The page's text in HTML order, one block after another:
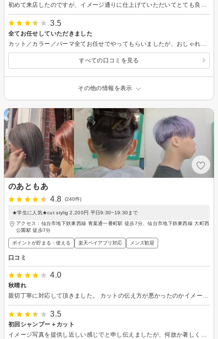
3.5
全てお任せしていただきました
すべての口コミを見る
その他の情報を表示
のあともあ
4.8
(240件)
★学生に人気★cut stylig 2,200円 平日9:30~19:30まで
アクセス：仙台市地下鉄東西線 青葉通一番町駅 徒歩7分、仙台市地下鉄東西線 大町西
公園駅 徒歩7分
ポイントが貯まる・使える 楽天ペイアプリ対応 メンズ歓迎
口コミ
4.0
秋晴れ
親切丁寧に対応して頂きました。 カットの伝え方が悪かったのかイメージとは違くなってしまったのですが機会があればまた伺いたいと思えるお店でした。 ありがとうございました！
3.5
初回シャンプー＋カット
イメージ写真を提供し近しい感じでと申し伝えましたが、何故か著しくかけ離れたものとなりました。 一方で施術時間はタイトで私語も最低限で技術面以外は素晴らしいです。